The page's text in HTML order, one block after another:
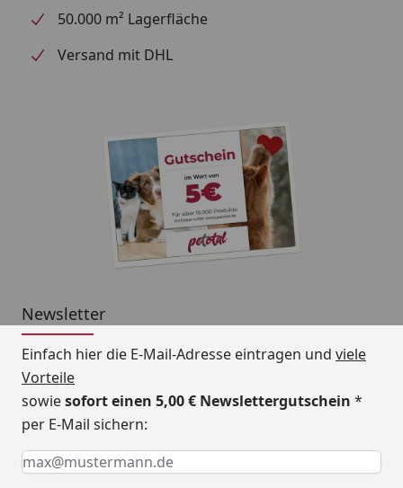
50.000 m² Lagerfläche
Versand mit DHL
Newsletter
Einfach hier die E-Mail-Adresse eintragen und viele
Vorteile
sowiesofort einen 5,00 € Newslettergutschein *
per E-Mail sichern:
Keine Eingabe erforderlich
Eingabe erforderlich
E-Mail *